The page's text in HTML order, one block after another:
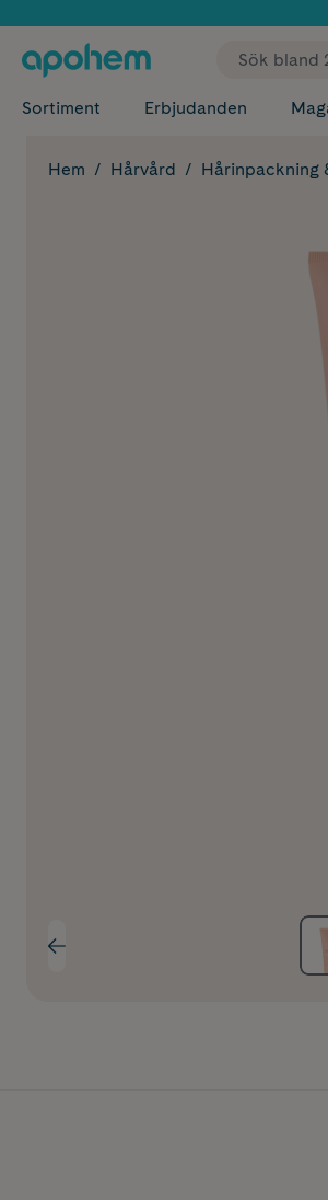
Sortiment Erbjudanden
Hem Hårvård Hårinpackning